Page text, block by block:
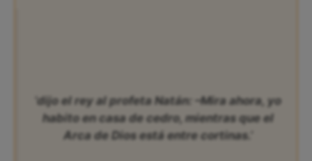
‘dijo el rey al profeta Natán: –Mira ahora, yo
habito en casa de cedro, mientras que el
Arca de Dios está entre cortinas.’